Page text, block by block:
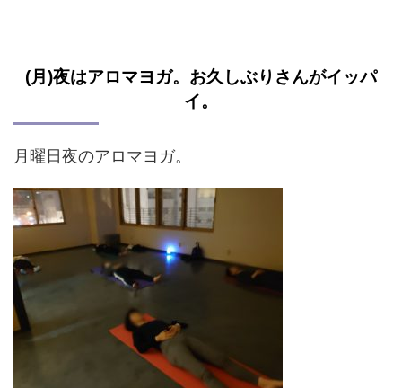
(月)夜はアロマヨガ。お久しぶりさんがイッパ
イ。
月曜日夜のアロマヨガ。